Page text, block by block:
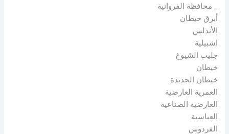
_ محافظة الفروانية
أبرق خيطان
الأندلس
اشبيلية
جليب الشيوخ
خيطان
خيطان الجديدة
العمرية العارضية
العارضية الصناعية
العباسية
الفردوس